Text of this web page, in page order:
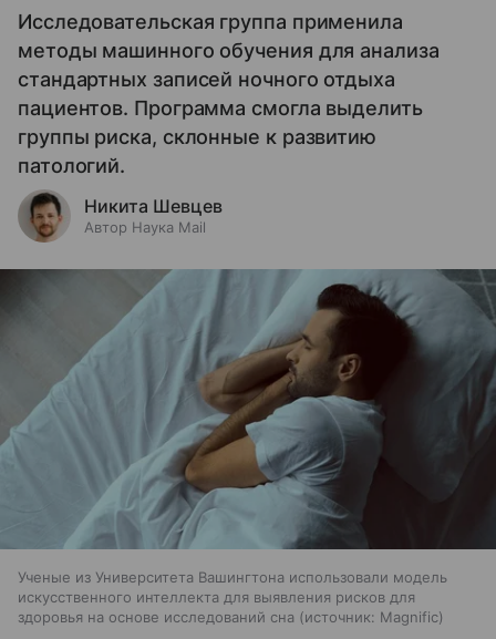
Исследовательская группа применила
методы машинного обучения для анализа
стандартных записей ночного отдыха
пациентов. Программа смогла выделить
группы риска, склонные к развитию
патологий.
Никита Шевцев
Автор Наука Mail
Ученые из Университета Вашингтона использовали модель
искусственного интеллекта для выявления рисков для
здоровья на основе исследований сна
источник: Magnific